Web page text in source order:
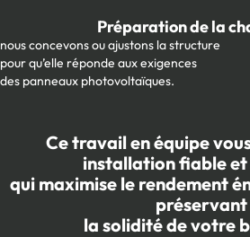
Préparation de la
nous concevons ou ajustons la structure
pour qu’elle réponde aux exigences
des panneaux photovoltaïques.
Ce travail en équipe
installation fiable
qui maximise le rendement
préservant
la solidité de votre